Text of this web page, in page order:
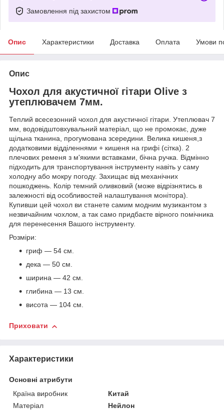
Замовлення під захистом
Опис Характеристики Доставка Оплата Умови
Опис
Чохол для акустичної гітари Olive з
утеплювачем 7мм.
Теплий всесезонний чохол для акустичної гітари. Утеплювач 7
мм, водовідштовхувальний матеріал, що не промокає, дуже
щільна тканина, прогумована зсередини. Велика кишеня,з
додатковими відділеннями + кишеня на грифі (сітка). 2
плечових ременя з м'якими вставками, бічна ручка. Відмінно
підходить для транспортування інструменту навіть у саму
холодну або мокру погоду. Захищає від механічних
пошкоджень. Колір темний оливковий (може відрізнятись в
залежності від особливостей налаштування монітора).
Купивши цей чохол ви станете самим модним музикантом з
незвичайним чохлом, а так само придбаєте вірного помічника
для перенесення Вашого інструменту.
Розміри:
гриф ― 54 см.
дека ― 50 см.
ширина ― 42 см.
глибина ― 13 см.
висота ― 104 см.
Приховати
Характеристики
Основні атрибути
Країна виробник
Китай
Матеріал
Нейлон